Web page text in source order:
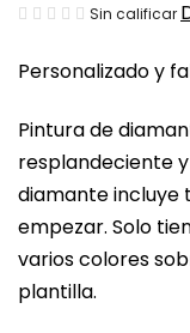
Personalizado y
Pintura de
resplandeciente
diamante incluye
empezar. Solo
varios colores
plantilla.
La
media
producto
es
de
0,0
sobre
5
Sin calificar